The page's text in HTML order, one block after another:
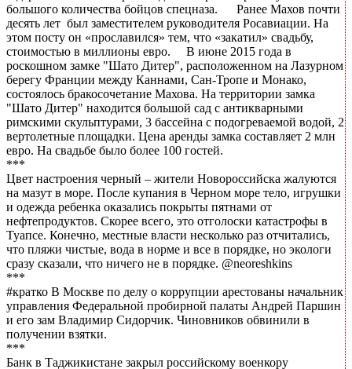
большого количества бойцов спецназа. Ранее Махов почти
десять лет был заместителем руководителя Росавиации. На
этом посту он «прославился» тем, что «закатил» свадьбу,
стоимостью в миллионы евро. В июне 2015 года в
роскошном замке "Шато Дитер", расположенном на Лазурном
берегу Франции между Каннами, Сан-Тропе и Монако,
состоялось бракосочетание Махова. На территории замка
"Шато Дитер" находится большой сад с антикварными
римскими скульптурами, 3 бассейна с подогреваемой водой, 2
вертолетные площадки. Цена аренды замка составляет 2 млн
евро. На свадьбе было более 100 гостей.
***
Цвет настроения черный – жители Новороссийска жалуются
на мазут в море. После купания в Черном море тело, игрушки
и одежда ребенка оказались покрыты пятнами от
нефтепродуктов. Скорее всего, это отголоски катастрофы в
Туапсе. Конечно, местные власти несколько раз отчитались,
что пляжи чистые, вода в норме и все в порядке, но экологи
сразу сказали, что ничего не в порядке. @neoreshkins
***
#кратко В Москве по делу о коррупции арестованы начальник
управления Федеральной пробирной палаты Андрей Паршин
и его зам Владимир Сидорчик. Чиновников обвинили в
получении взятки.
***
Банк в Таджикистане закрыл российскому военкору